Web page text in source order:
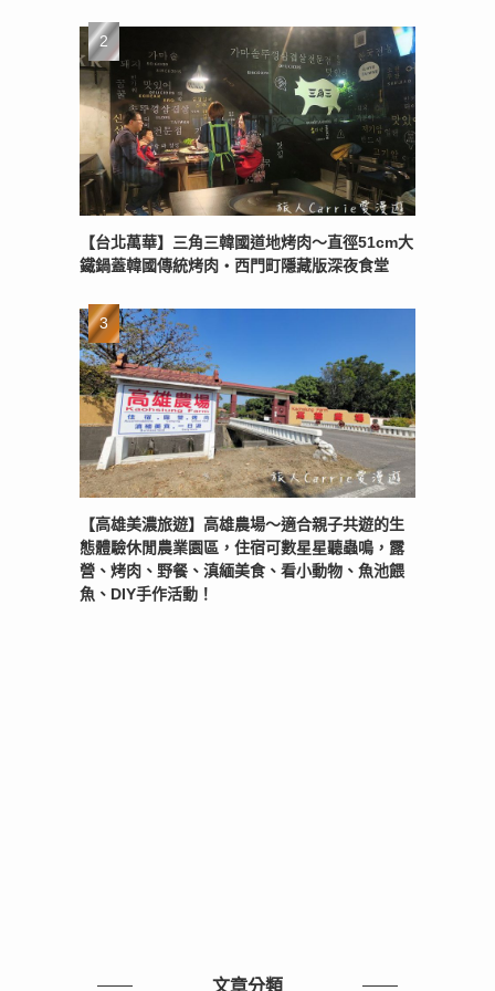
【台北萬華】三角三韓國道地烤肉～直徑51cm大
鐵鍋蓋韓國傳統烤肉‧西門町隱藏版深夜食堂
【高雄美濃旅遊】高雄農場〜適合親子共遊的生
態體驗休閒農業園區，住宿可數星星聽蟲鳴，露
營、烤肉、野餐、滇緬美食、看小動物、魚池餵
魚、DIY手作活動！
文章分類